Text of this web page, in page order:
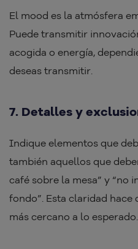
El mood es la atmósfera
Puede transmitir
acogida o energía,
deseas transmitir.
7. Detalles y
Indique elementos que
también aquellos que
café sobre la mesa” y “no
fondo”. Esta claridad
más cercano a lo esperado.